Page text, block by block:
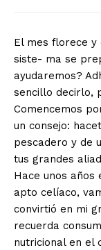
El mes florece y
siste- ma se
ayudaremos?
sencillo decirlo,
Comencemos
un consejo:
pescadero y de
tus grandes
Hace unos
apto celíaco,
convirtió en mi
recuerda
nutricional en el